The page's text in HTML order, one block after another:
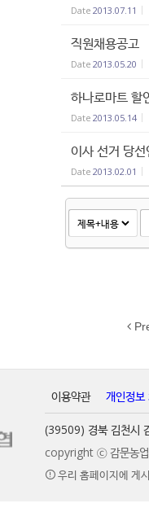
Date 2013.07.11
직원채용공고
Date 2013.05.20
하나로마트 할
Date 2013.05.14
이사 선거 당
Date 2013.02.01
이용약관 개인정보
(39509) 경북 김천시
copyright ⓒ 감문농업
우리 홈페이지에 게